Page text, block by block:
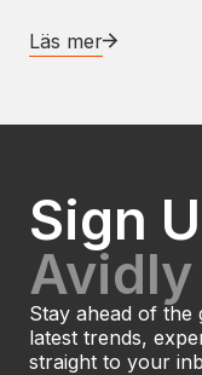
Läs mer
Sign
Stay ahead of the
latest trends,
straight to your